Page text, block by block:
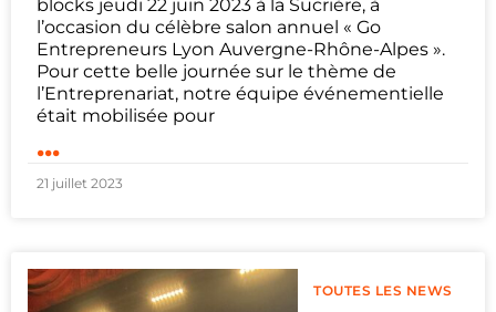
blocks jeudi 22 juin 2023 à la Sucrière, à
l’occasion du célèbre salon annuel « Go
Entrepreneurs Lyon Auvergne-Rhône-Alpes ».
Pour cette belle journée sur le thème de
l’Entreprenariat, notre équipe événementielle
était mobilisée pour
...
21 juillet 2023
TOUTES LES NEWS